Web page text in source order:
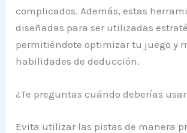
complicados. Además, estas
diseñadas para ser utilizadas
permitiéndote optimizar tu juego y
habilidades de deducción.
¿Te preguntas cuándo deberías
Evita utilizar las pistas de manera